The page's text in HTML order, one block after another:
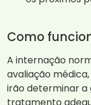
Como
A internação
avaliação
irão determinar a